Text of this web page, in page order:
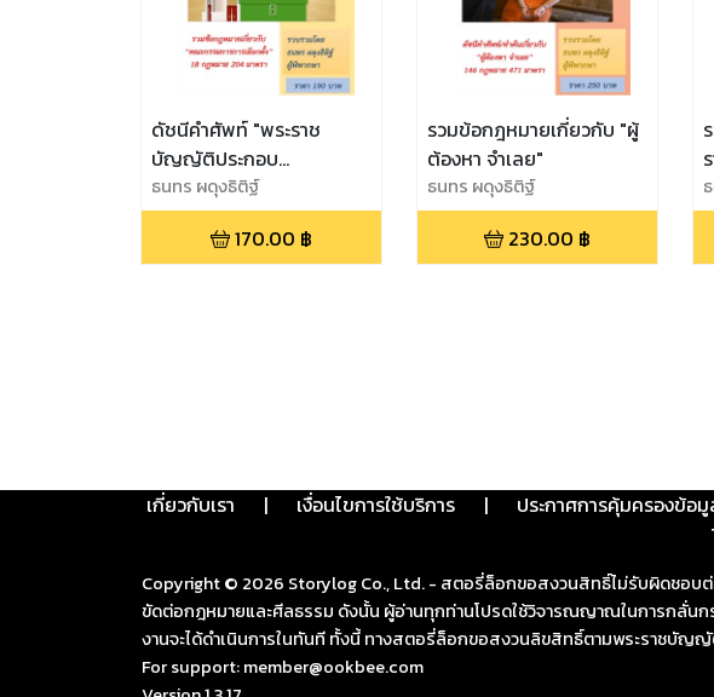
ดัชนีคำศัพท์ "พระราช
บัญญัติประกอบ
รัฐธรรมนูญว่าด้วยคณะ
กรรมการการเลือกตั้ง พ.ศ.
ธนทร ผดุงธิติฐ์
170.00 ฿
รวมข้อกฎหมายเกี่ยวกับ "ผู้
ต้องหา จำเลย"
ธนทร ผดุงธิติฐ์
230.00 ฿
เกี่ยวกับเรา | เงื่อนไขการใช้บริการ | ประกาศการคุ้มครองข้อ
Copyright © 2026 Storylog Co., Ltd. - สตอรี่ล็อกขอสงวนสิทธิ์ไม่รับผิดชอบ
ขัดต่อกฎหมายและศีลธรรม ดังนั้น ผู้อ่านทุกท่านโปรดใช้วิจารณญาณในการกลั่น
งานจะได้ดำเนินการในทันที ทั้งนี้ ทางสตอรี่ล็อกขอสงวนลิขสิทธิ์ตามพระราชบัญ
For support: member@ookbee.com